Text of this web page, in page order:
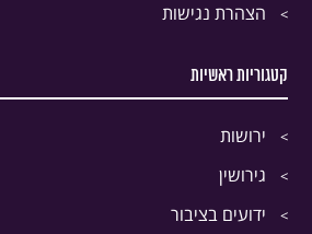
הצהרת נגישות
קטגוריות ראשיות
ירושות
גירושין
ידועים בציבור